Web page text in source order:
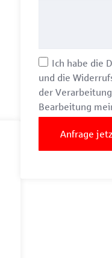
Ich habe die
und die
der
Bearbeitung
Anfrage